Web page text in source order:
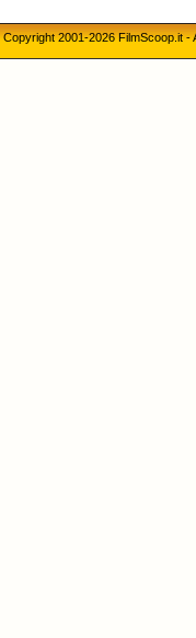
Copyright 2001-2026 FilmScoop.it -